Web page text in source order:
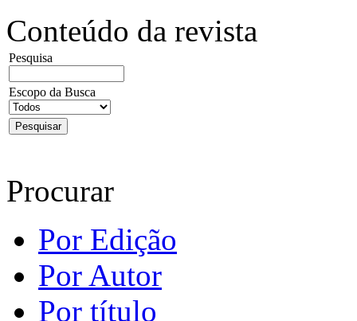
Conteúdo da revista
Pesquisa
Escopo da Busca
Procurar
Por Edição
Por Autor
Por título